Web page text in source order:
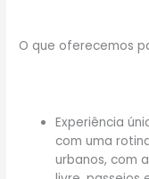
O que oferecemos
Experiência
com uma
urbanos, com